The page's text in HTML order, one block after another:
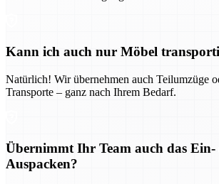
Kann ich auch nur Möbel
Natürlich! Wir übernehmen auch Teilumzüge
Transporte – ganz nach Ihrem Bedarf.
Übernimmt Ihr Team auch das Ein-
Auspacken?